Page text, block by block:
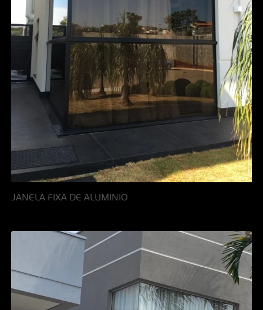
JANELA FIXA DE ALUMINIO